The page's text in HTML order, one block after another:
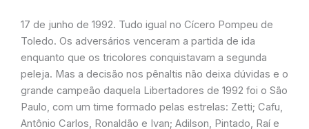
17 de junho de 1992. Tudo igual no Cícero Pompeu de
Toledo. Os adversários venceram a partida de ida
enquanto que os tricolores conquistavam a segunda
peleja. Mas a decisão nos pênaltis não deixa dúvidas e o
grande campeão daquela Libertadores de 1992 foi o São
Paulo, com um time formado pelas estrelas: Zetti; Cafu,
Antônio Carlos, Ronaldão e Ivan; Adilson, Pintado, Raí e